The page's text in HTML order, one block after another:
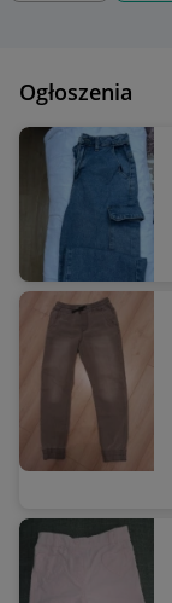
Ogłoszenia